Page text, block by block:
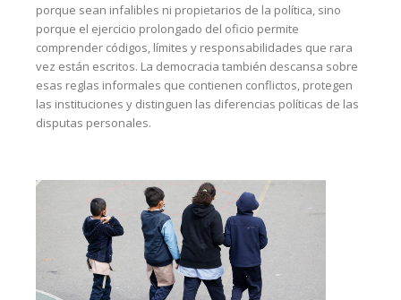
porque sean infalibles ni propietarios de la política, sino
porque el ejercicio prolongado del oficio permite
comprender códigos, límites y responsabilidades que rara
vez están escritos. La democracia también descansa sobre
esas reglas informales que contienen conflictos, protegen
las instituciones y distinguen las diferencias políticas de las
disputas personales.